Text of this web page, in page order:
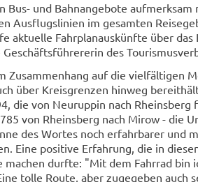
und Bahn­an­ge­bo­te auf­merk­sam
Aus­flugs­li­ni­en im ge­sam­ten
ak­tu­el­le Fahr­plan­aus­künf­te über das
des
Zu­sam­men­hang auf die viel­fäl­ti­gen
über Kreis­gren­zen hin­weg
die von Neu­rup­pin nach
von Rheins­berg nach Mirow - die
des Wor­tes noch er­fahr­ba­rer und
Eine po­si­ti­ve Er­fah­rung, die in
durf­te: "Mit dem Fahr­rad bin
tolle Route, aber zu­ge­ge­ben auch